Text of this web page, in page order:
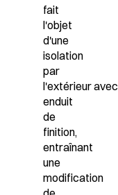
fait
l'objet
d'une
isolation
par
l'extérieuravec
enduit
de
finition,
entraînant
une
modification